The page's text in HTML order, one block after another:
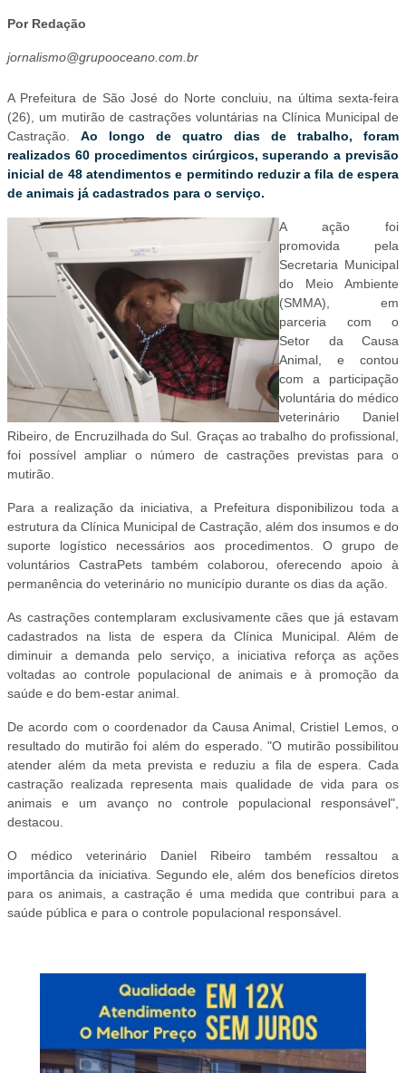
Por Redação
jornalismo@grupooceano.com.br
A Prefeitura de São José do Norte concluiu, na última sexta-feira
(26), um mutirão de castrações voluntárias na Clínica Municipal de
Castração. Ao longo de quatro dias de trabalho, foram
realizados 60 procedimentos cirúrgicos, superando a previsão
inicial de 48 atendimentos e permitindo reduzir a fila de espera
de animais já cadastrados para o serviço.
A ação foi
promovida pela
Secretaria Municipal
do Meio Ambiente
(SMMA), em
parceria com o
Setor da Causa
Animal, e contou
com a participação
voluntária do médico
veterinário Daniel
Ribeiro, de Encruzilhada do Sul. Graças ao trabalho do profissional,
foi possível ampliar o número de castrações previstas para o
mutirão.
Para a realização da iniciativa, a Prefeitura disponibilizou toda a
estrutura da Clínica Municipal de Castração, além dos insumos e do
suporte logístico necessários aos procedimentos. O grupo de
voluntários CastraPets também colaborou, oferecendo apoio à
permanência do veterinário no município durante os dias da ação.
As castrações contemplaram exclusivamente cães que já estavam
cadastrados na lista de espera da Clínica Municipal. Além de
diminuir a demanda pelo serviço, a iniciativa reforça as ações
voltadas ao controle populacional de animais e à promoção da
saúde e do bem-estar animal.
De acordo com o coordenador da Causa Animal, Cristiel Lemos, o
resultado do mutirão foi além do esperado. "O mutirão possibilitou
atender além da meta prevista e reduziu a fila de espera. Cada
castração realizada representa mais qualidade de vida para os
animais e um avanço no controle populacional responsável",
destacou.
O médico veterinário Daniel Ribeiro também ressaltou a
importância da iniciativa. Segundo ele, além dos benefícios diretos
para os animais, a castração é uma medida que contribui para a
saúde pública e para o controle populacional responsável.